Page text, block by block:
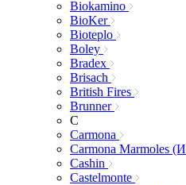
Biokamino
BioKer
Bioteplo
Boley
Bradex
Brisach
British Fires
Brunner
C
Carmona
Carmona Marmoles
Cashin
Castelmonte